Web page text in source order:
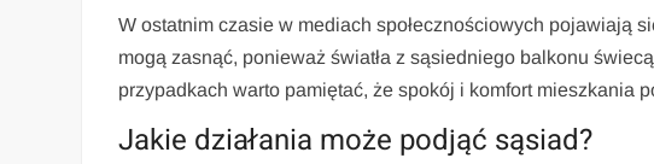
W ostatnim czasie w mediach społecznościowych pojawiają
mogą zasnąć, ponieważ światła z sąsiedniego balkonu
przypadkach warto pamiętać, że spokój i komfort mieszkania
Jakie działania może podjąć sąsiad?